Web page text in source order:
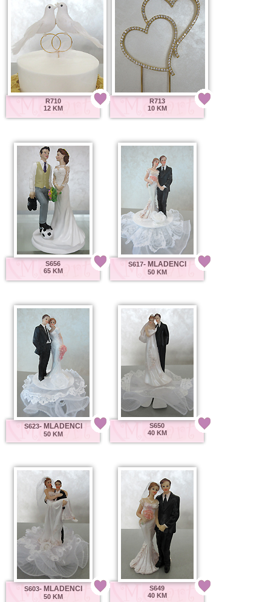
R710
12 KM
R713
10 KM
S656
65 KM
S617- MLADENCI
50 KM
S623- MLADENCI
50 KM
S650
40 KM
S603- MLADENCI
50 KM
S649
40 KM